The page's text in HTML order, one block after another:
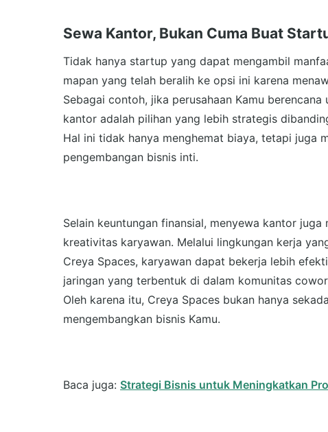
Sewa Kantor, Bukan Cuma Buat
Tidak hanya startup yang dapat mengambil
mapan yang telah beralih ke opsi ini karena
Sebagai contoh, jika perusahaan Kamu
kantor adalah pilihan yang lebih strategis
Hal ini tidak hanya menghemat biaya, tetapi juga
pengembangan bisnis inti.
Selain keuntungan finansial, menyewa kantor
kreativitas karyawan. Melalui lingkungan kerja
Creya Spaces, karyawan dapat bekerja lebih
jaringan yang terbentuk di dalam komunitas
Oleh karena itu, Creya Spaces bukan hanya
mengembangkan bisnis Kamu.
Baca juga: Strategi Bisnis untuk Meningkatkan